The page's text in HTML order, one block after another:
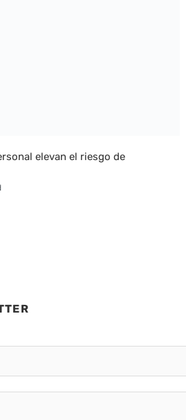
elevan el riesgo de